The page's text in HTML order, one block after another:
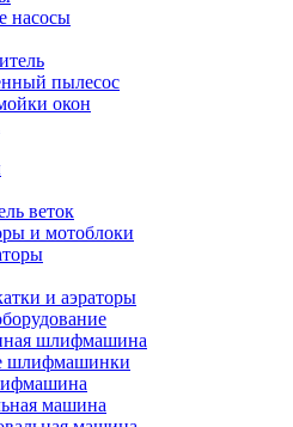
насосы
пылесос
окон
веток
и мотоблоки
и аэраторы
шлифмашина
шлифмашинки
машина